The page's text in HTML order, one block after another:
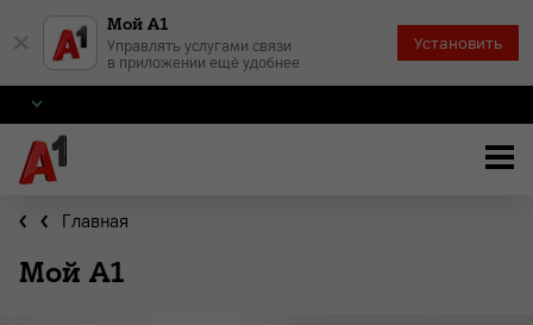
Мой А1
Управлять услугами связи
в приложении ещё удобнее
Установить
Главная
Мой А1